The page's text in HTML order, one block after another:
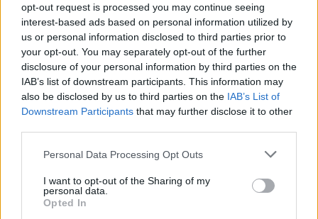
opt-out request is processed you may continue seeing
interest-based ads based on personal information utilized by
us or personal information disclosed to third parties prior to
your opt-out. You may separately opt-out of the further
disclosure of your personal information by third parties on the
IAB’s list of downstream participants. This information may
also be disclosed by us to third parties on the IAB’s List of
Downstream Participants that may further disclose it to other
Personal Data Processing Opt Outs
I want to opt-out of the Sharing of my
personal data.
Opted In